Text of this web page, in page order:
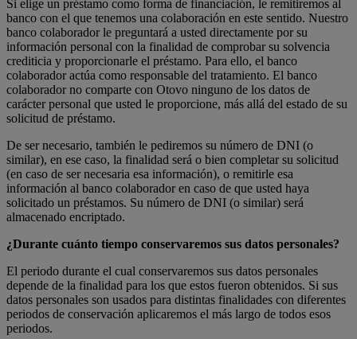
Si elige un préstamo como forma de financiación, le remitiremos al
banco con el que tenemos una colaboración en este sentido. Nuestro
banco colaborador le preguntará a usted directamente por su
información personal con la finalidad de comprobar su solvencia
crediticia y proporcionarle el préstamo. Para ello, el banco
colaborador actúa como responsable del tratamiento. El banco
colaborador no comparte con Otovo ninguno de los datos de
carácter personal que usted le proporcione, más allá del estado de su
solicitud de préstamo.
De ser necesario, también le pediremos su número de DNI (o
similar), en ese caso, la finalidad será o bien completar su solicitud
(en caso de ser necesaria esa información), o remitirle esa
información al banco colaborador en caso de que usted haya
solicitado un préstamos. Su número de DNI (o similar) será
almacenado encriptado.
¿Durante cuánto tiempo conservaremos sus datos personales?
El periodo durante el cual conservaremos sus datos personales
depende de la finalidad para los que estos fueron obtenidos. Si sus
datos personales son usados para distintas finalidades con diferentes
periodos de conservación aplicaremos el más largo de todos esos
periodos.